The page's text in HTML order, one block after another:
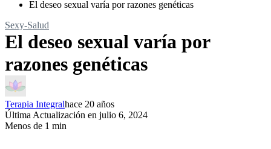
El deseo sexual varía por razones genéticas
Sexy-Salud
El deseo sexual varía por
razones genéticas
Terapia Integralhace 20 años
Última Actualización en julio 6, 2024
Menos de 1 min